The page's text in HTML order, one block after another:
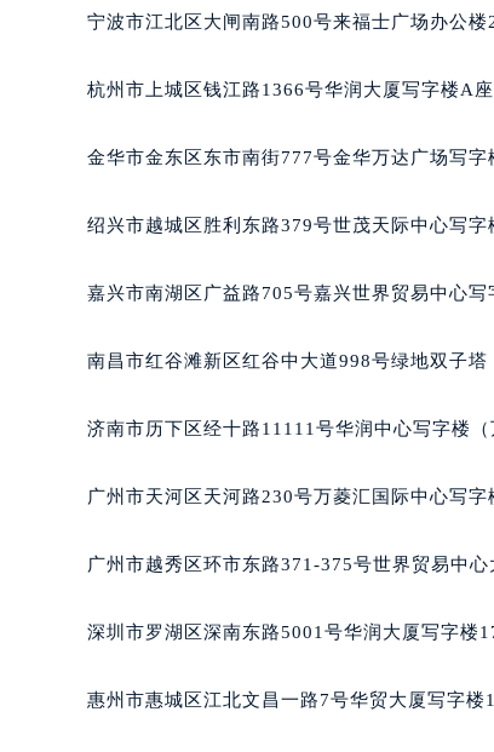
吉林省吉林市船营区河南街法
吉林省梅河口市新华街道梅河
吉林省松原市宁江区五环大街
吉林省延边市延吉市解放路法
辽宁省本溪市平山区胜利路法
辽宁省丹东市振兴区七经街法
辽宁省阜新市海州区解放大街
辽宁省锦州市古塔区中央大街
辽宁省盘锦市兴隆台区石油大
辽宁省营口市站前区市府路与
辽宁省沈阳市沈河区中街路83
宁波市江北区大闸南路500号来福士广场办公楼
杭州市上城区钱江路1366号华润大厦写字楼A
金华市金东区东市南街777号金华万达广场写字
绍兴市越城区胜利东路379号世茂天际中心写字
嘉兴市南湖区广益路705号嘉兴世界贸易中心写
南昌市红谷滩新区红谷中大道998号绿地双子
济南市历下区经十路11111号华润中心写字楼
广州市天河区天河路230号万菱汇国际中心写字
广州市越秀区环市东路371-375号世界贸易中
深圳市罗湖区深南东路5001号华润大厦写字楼
惠州市惠城区江北文昌一路7号华贸大厦写字楼